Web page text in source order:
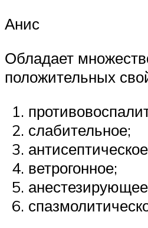
Анис
Обладает
положительных
слабительное;
ветрогонное;